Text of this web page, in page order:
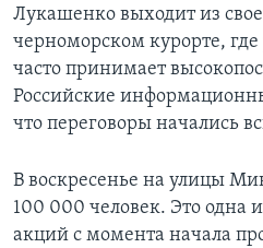
Лукашенко выходит из
черноморском курорте,
часто принимает
Российские
что переговоры начались
В воскресенье на улицы
100 000 человек. Это одна
акций с момента начала